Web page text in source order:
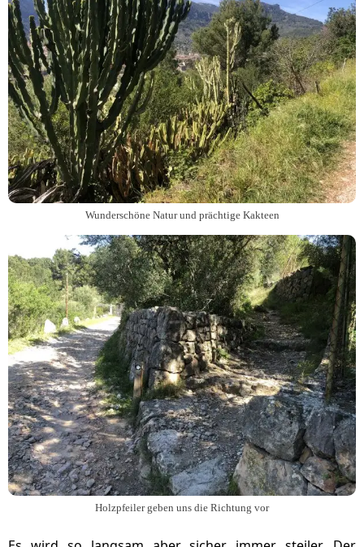
Wunderschöne Natur und prächtige Kakteen
Holzpfeiler geben uns die Richtung vor